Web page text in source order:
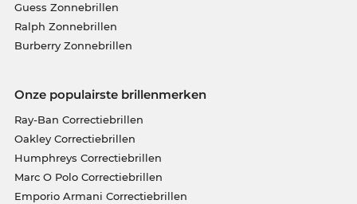
Guess Zonnebrillen
Ralph Zonnebrillen
Burberry Zonnebrillen
Onze populairste brillenmerken
Ray-Ban Correctiebrillen
Oakley Correctiebrillen
Humphreys Correctiebrillen
Marc O Polo Correctiebrillen
Emporio Armani Correctiebrillen